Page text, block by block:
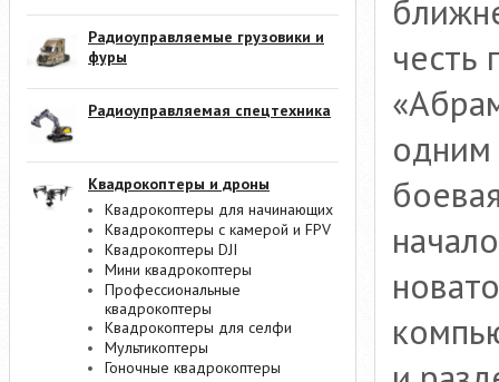
Радиоуправляемые грузовики и
фуры
Радиоуправляемая спецтехника
Квадрокоптеры и дроны
Квадрокоптеры для начинающих
Квадрокоптеры с камерой и FPV
Квадрокоптеры DJI
Мини квадрокоптеры
Профессиональные
квадрокоптеры
Квадрокоптеры для селфи
Мультикоптеры
Гоночные квадрокоптеры
честь
одним